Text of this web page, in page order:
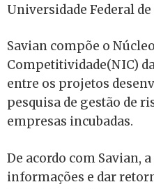
Universidade Federal
Savian compõe o
Competitividade(NIC)
entre os projetos
pesquisa de gestão de
empresas incubadas.
De acordo com Savian,
informações e dar